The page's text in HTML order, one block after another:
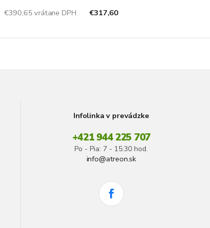
€390,65 vrátane DPH €317,60
Infolinka v prevádzke
+421 944 225 707
Po - Pia: 7 - 15:30 hod.
info@atreon.sk